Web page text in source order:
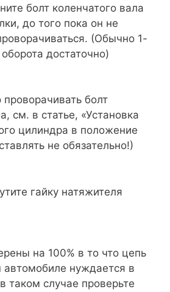
болт коленчатого вала
до того пока он не
(Обычно 1-
достаточно)
болт
см. в статье, «Установка
цилиндра в положение
не обязательно!)
гайку натяжителя
на 100% в то что цепь
нуждается в
таком случае проверьте